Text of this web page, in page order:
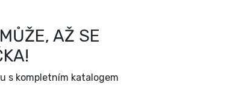
AŽ SE
s kompletním katalogem